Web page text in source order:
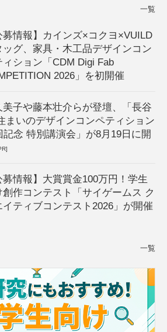
一覧
募情報】カインズ×コクヨ×VUILD
ッグ、家具・木工品デザインコン
ィション「CDM Digi Fab
2026」を初開催
美子や藤本壮介らが登壇、「長谷
まいのデザインコンペティション
記念 特別講演会」が8月19日に開
募情報】大賞賞金100万円！学生
創作コンテスト「サイゲームス ク
イティブコンテスト2026」が開催
一覧